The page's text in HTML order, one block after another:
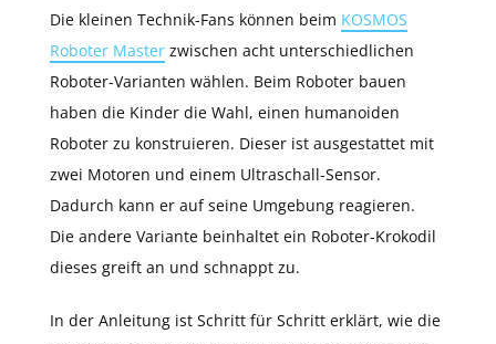
Die kleinen Technik-Fans können beim KOSMOS
Roboter Master zwischen acht unterschiedlichen
Roboter-Varianten wählen. Beim Roboter bauen
haben die Kinder die Wahl, einen humanoiden
Roboter zu konstruieren. Dieser ist ausgestattet mit
zwei Motoren und einem Ultraschall-Sensor.
Dadurch kann er auf seine Umgebung reagieren.
Die andere Variante beinhaltet ein Roboter-Krokodil
dieses greift an und schnappt zu.
In der Anleitung ist Schritt für Schritt erklärt, wie die